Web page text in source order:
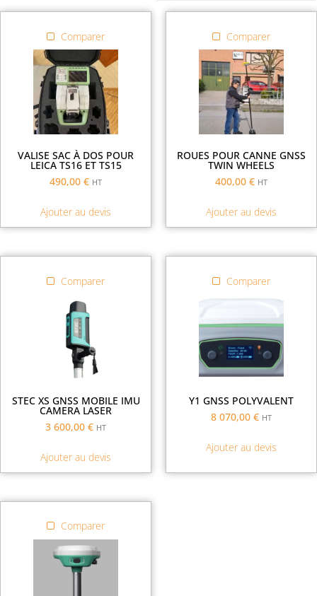
Comparer
VALISE SAC À DOS POUR
LEICA TS16 ET TS15
490,00 € HT
Ajouter au devis
Comparer
ROUES POUR CANNE GNSS
TWIN WHEELS
400,00 € HT
Ajouter au devis
Comparer
STEC XS GNSS MOBILE IMU
CAMERA LASER
3 600,00 € HT
Ajouter au devis
Comparer
Y1 GNSS POLYVALENT
8 070,00 € HT
Ajouter au devis
Comparer